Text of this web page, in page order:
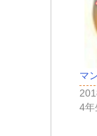
マ
4年